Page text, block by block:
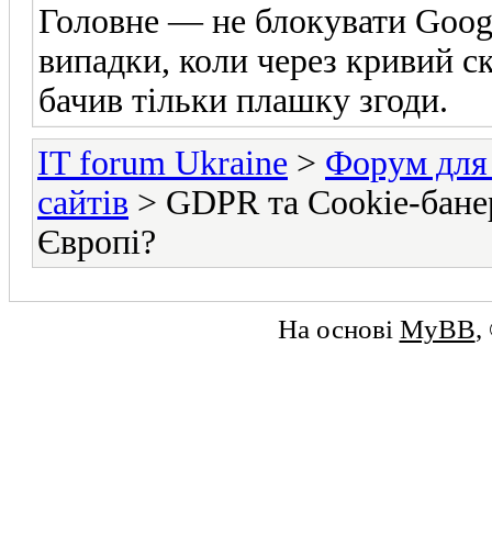
Головне — не блокувати
випадки, коли через кривий
бачив тільки плашку згоди.
IT forum Ukraine > Форум для
сайтів > GDPR та Cookie-
Європі?
На основі MyBB,